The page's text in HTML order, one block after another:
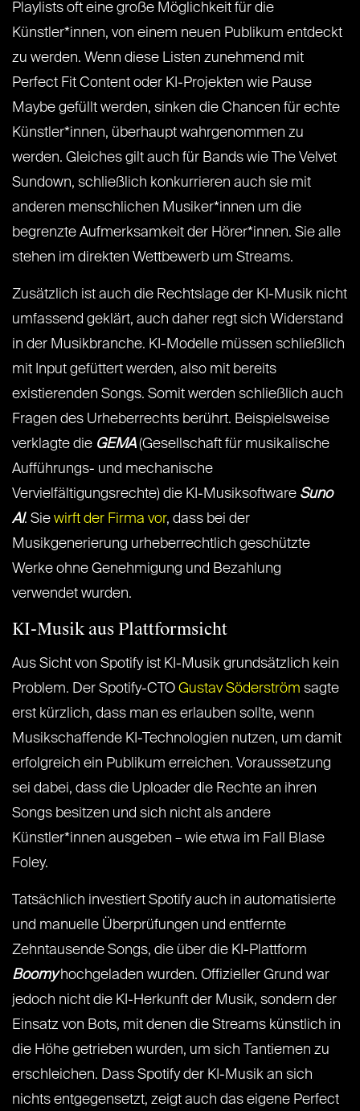
Playlists oft eine große Möglichkeit für die
Künstler*innen, von einem neuen Publikum entdeckt
zu werden. Wenn diese Listen zunehmend mit
Perfect Fit Content oder KI-Projekten wie Pause
Maybe gefüllt werden, sinken die Chancen für echte
Künstler*innen, überhaupt wahrgenommen zu
werden. Gleiches gilt auch für Bands wie The Velvet
Sundown, schließlich konkurrieren auch sie mit
anderen menschlichen Musiker*innen um die
begrenzte Aufmerksamkeit der Hörer*innen. Sie alle
stehen im direkten Wettbewerb um Streams.
Zusätzlich ist auch die Rechtslage der KI-Musik nicht
umfassend geklärt, auch daher regt sich Widerstand
in der Musikbranche. KI-Modelle müssen schließlich
mit Input gefüttert werden, also mit bereits
existierenden Songs. Somit werden schließlich auch
Fragen des Urheberrechts berührt. Beispielsweise
verklagte die GEMA(Gesellschaft für musikalische
Aufführungs- und mechanische
Vervielfältigungsrechte) die KI-Musiksoftware Suno
AI. Sie wirft der Firma vor, dass bei der
Musikgenerierung urheberrechtlich geschützte
Werke ohne Genehmigung und Bezahlung
verwendet wurden.
KI-Musik aus Plattformsicht
Aus Sicht von Spotify ist KI-Musik grundsätzlich kein
Problem. Der Spotify-CTO Gustav Söderström sagte
erst kürzlich, dass man es erlauben sollte, wenn
Musikschaffende KI-Technologien nutzen, um damit
erfolgreich ein Publikum erreichen. Voraussetzung
sei dabei, dass die Uploader die Rechte an ihren
Songs besitzen und sich nicht als andere
Künstler*innen ausgeben – wie etwa im Fall Blase
Foley.
Tatsächlich investiert Spotify auch in automatisierte
und manuelle Überprüfungen und entfernte
Zehntausende Songs, die über die KI-Plattform
Boomyhochgeladen wurden. Offizieller Grund war
jedoch nicht die KI-Herkunft der Musik, sondern der
Einsatz von Bots, mit denen die Streams künstlich in
die Höhe getrieben wurden, um sich Tantiemen zu
erschleichen. Dass Spotify der KI-Musik an sich
nichts entgegensetzt, zeigt auch das eigene Perfect